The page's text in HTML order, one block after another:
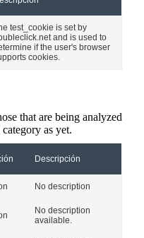
test_cookie is set by
and is used to
if the user's browser
cookies.
that are being analyzed
as yet.
Descripción
No description
No description
available.